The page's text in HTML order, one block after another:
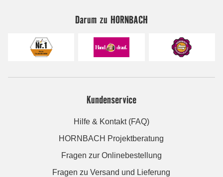
Darum zu HORNBACH
Kundenservice
Hilfe & Kontakt (FAQ)
HORNBACH Projektberatung
Fragen zur Onlinebestellung
Fragen zu Versand und Lieferung